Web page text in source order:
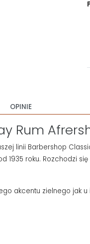
OPINIE
Rum
linii Barbershop
1935 roku. Rozchodzi
akcentu zielnego jak